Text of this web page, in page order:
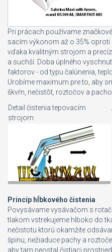
Pri prácach používame
sacím výkonom až o 35%
vďaka kvalitným strojom a
a suchší. Doba úplného
faktorov - od typu čalúnenia,
Urobíme maximum pre to, aby
škvŕn, nečistôt, roztočov a
Detail čistenia tepovacím
strojom
Princíp hĺbkového čistenia
Povysávame vysávačom s
tlakom vstrekujeme hlboko do
nečistotu ktorú okamžite
špinu, nežiaduce pachy a
aby tam neostal čistiaci